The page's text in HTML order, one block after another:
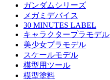
ガンダムシリーズ
メガミデバイス
30 MINUTES LABEL
キャラクタープラモデル
美少女プラモデル
スケールモデル
模型用ツール
模型塗料